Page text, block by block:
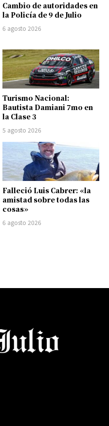
Cambio de autoridades en
la Policía de 9 de Julio
6 agosto 2026
Turismo Nacional:
Bautista Damiani 7mo en
la Clase 3
5 agosto 2026
Falleció Luis Cabrer: «la
amistad sobre todas las
cosas»
6 agosto 2026